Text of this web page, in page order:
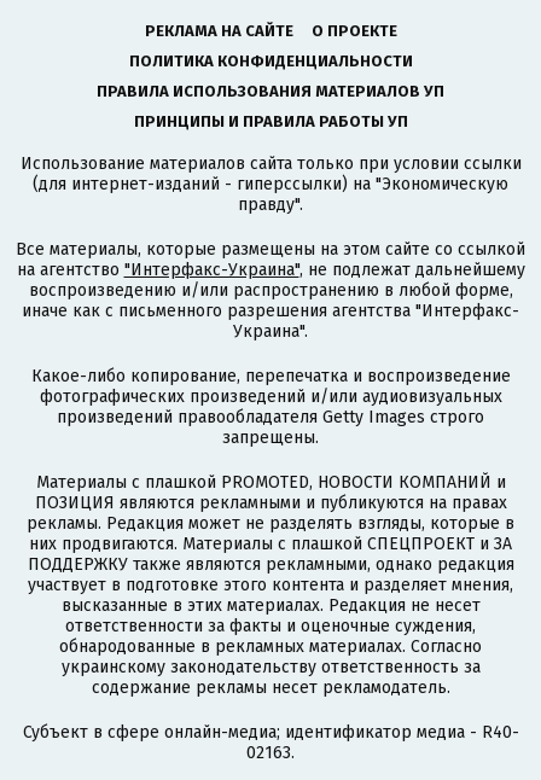
РЕКЛАМА НА САЙТЕ
О ПРОЕКТЕ
ПОЛИТИКА КОНФИДЕНЦИАЛЬНОСТИ
ПРАВИЛА ИСПОЛЬЗОВАНИЯ МАТЕРИАЛОВ УП
ПРИНЦИПЫ И ПРАВИЛА РАБОТЫ УП
Использование материалов сайта только при условии ссылки
(для интернет-изданий - гиперссылки) на "Экономическую
правду".
Все материалы, которые размещены на этом сайте со ссылкой
на агентство "Интерфакс-Украина", не подлежат дальнейшему
воспроизведению и/или распространению в любой форме,
иначе как с письменного разрешения агентства "Интерфакс-
Украина".
Какое-либо копирование, перепечатка и воспроизведение
фотографических произведений и/или аудиовизуальных
произведений правообладателя Getty Images строго
запрещены.
Материалы с плашкой PROMOTED, НОВОСТИ КОМПАНИЙ и
ПОЗИЦИЯ являются рекламными и публикуются на правах
рекламы. Редакция может не разделять взгляды, которые в
них продвигаются. Материалы с плашкой СПЕЦПРОЕКТ и ЗА
ПОДДЕРЖКУ также являются рекламными, однако редакция
участвует в подготовке этого контента и разделяет мнения,
высказанные в этих материалах. Редакция не несет
ответственности за факты и оценочные суждения,
обнародованные в рекламных материалах. Согласно
украинскому законодательству ответственность за
содержание рекламы несет рекламодатель.
Субъект в сфере онлайн-медиа; идентификатор медиа - R40-
02163.